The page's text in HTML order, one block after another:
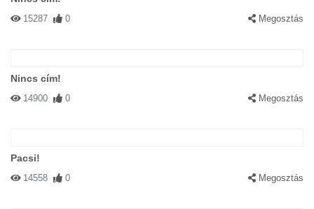
15287 0 Megosztás
Nincs cím!
14900 0 Megosztás
Pacsi!
14558 0 Megosztás